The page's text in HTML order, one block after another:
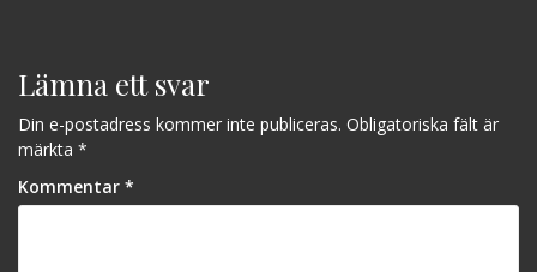
Lämna ett svar
Din e-postadress kommer inte publiceras. Obligatoriska fält är
märkta *
Kommentar *